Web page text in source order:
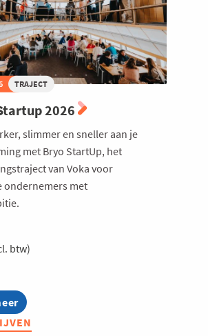
TRAJECT
2026
slimmer en sneller aan je
met Bryo StartUp, het
van Voka voor
ondernemers met
btw)